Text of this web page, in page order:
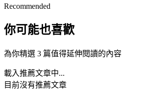
Recommended
你可能也喜歡
為你精選 3 篇值得延伸閱讀的內容
載入推薦文章中...
目前沒有推薦文章